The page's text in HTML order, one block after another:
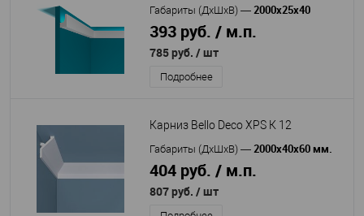
Габариты (ДхШхВ) — 2000х25х40
393 руб. / м.п.
785 руб. / шт
Подробнее
Карниз Bello Deco XPS К 12
Габариты (ДхШхВ) — 2000х40х60 мм.
404 руб. / м.п.
807 руб. / шт